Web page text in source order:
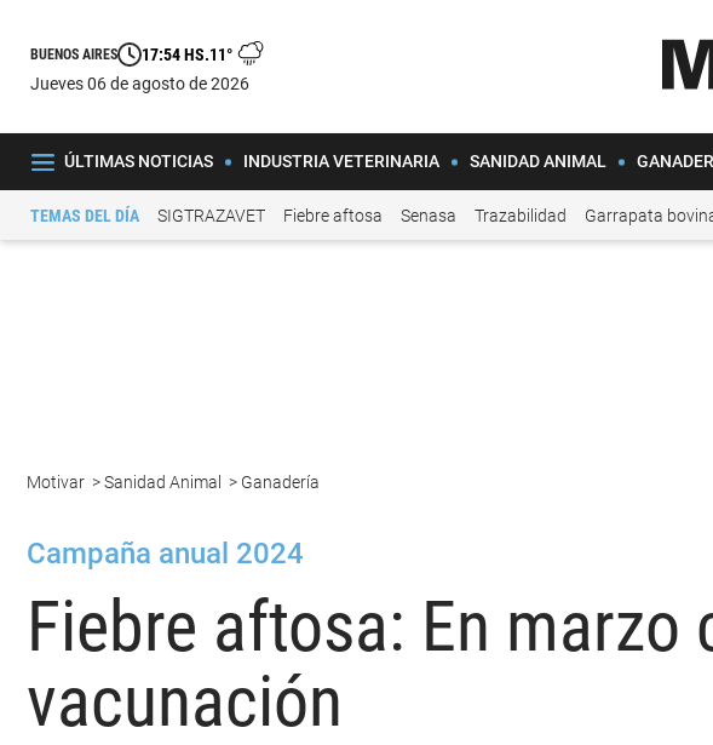
BUENOS AIRES 17:54 HS.11°
jueves 06 de agosto de 2026
ÚLTIMAS NOTICIAS INDUSTRIA VETERINARIA SANIDAD ANIMAL
TEMAS DEL DÍA SIGTRAZAVET Fiebre aftosa Senasa Trazabilidad Garrapata
Motivar >Sanidad Animal > Ganadería
Campaña anual 2024
Fiebre aftosa: En marzo
vacunación